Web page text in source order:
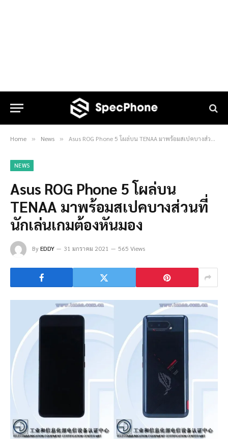
Home » News » Asus ROG Phone 5 โผล่บน TENAA มาพร้อมสเปคบางส่วนที่นักเล่นเกมต้องหันมอง
NEWS
Asus ROG Phone 5 โผล่บน
TENAA มาพร้อมสเปคบางส่วนที่
นักเล่นเกมต้องหันมอง
ByEDDY 31 มกราคม 2021 565 Views